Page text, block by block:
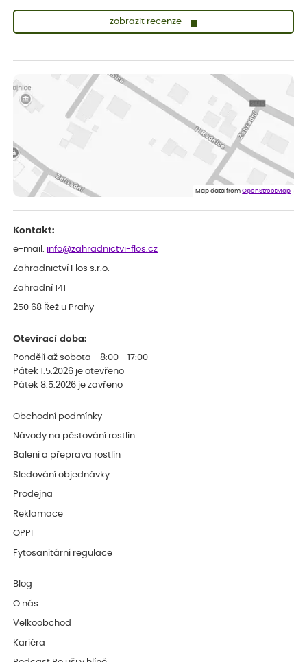
zobrazit recenze
Vše v pořádku, jsem spokojena.
ověřený nákup dnes
Rostlina mi přišla v dobrém stavu, jsem spokojená.
Zuzana
Spokojenost s dodáním kvalitních rostlin
Map data fromOpenStreetMap
Kontakt:
e-mail: info@zahradnictvi-flos.cz
Zahradnictví Flos s.r.o.
Zahradní 141
250 68 Řež u Prahy
Otevírací doba:
Pondělí až sobota - 8:00 - 17:00
Pátek 1.5.2026 je otevřeno
Pátek 8.5.2026 je zavřeno
Obchodní podmínky
Návody na pěstování rostlin
Balení a přeprava rostlin
Sledování objednávky
Prodejna
Reklamace
OPPI
Fytosanitární regulace
Blog
O nás
Velkoobchod
Kariéra